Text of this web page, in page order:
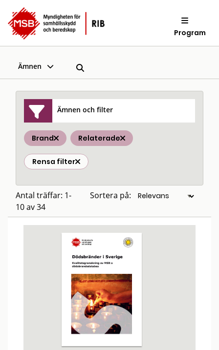
Program
Ämnen
Ämnen och filter
Brand Relaterade
Rensa filter
Antal träffar: 1-
10 av 34
Sortera på: